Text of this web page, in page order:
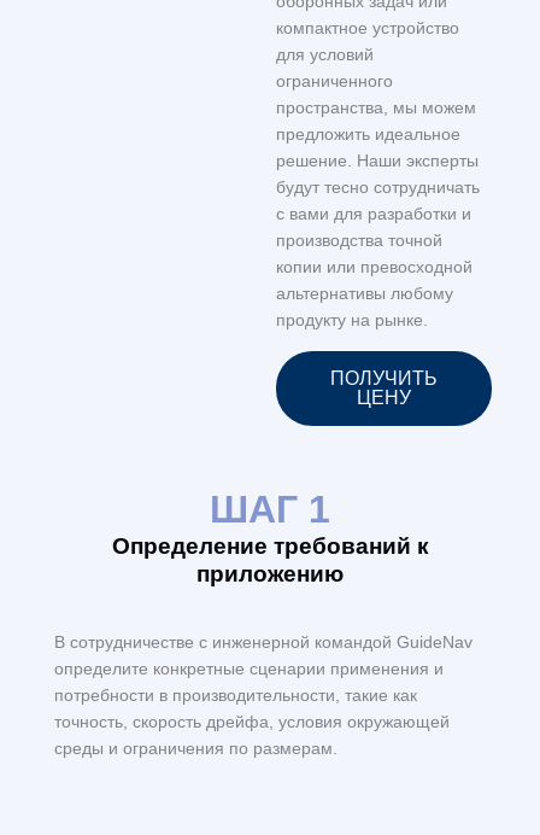
компактное устройство
для условий
ограниченного
пространства, мы можем
предложить идеальное
решение. Наши эксперты
будут тесно сотрудничать
с вами для разработки и
производства точной
копии или превосходной
альтернативы любому
продукту на рынке.
ПОЛУЧИТЬ
ЦЕНУ
ШАГ 1
Определение требований к
приложению
В сотрудничестве с инженерной командой GuideNav
определите конкретные сценарии применения и
потребности в производительности, такие как
точность, скорость дрейфа, условия окружающей
среды и ограничения по размерам.